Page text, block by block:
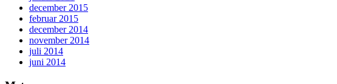
december 2015
februar 2015
december 2014
november 2014
juli 2014
juni 2014